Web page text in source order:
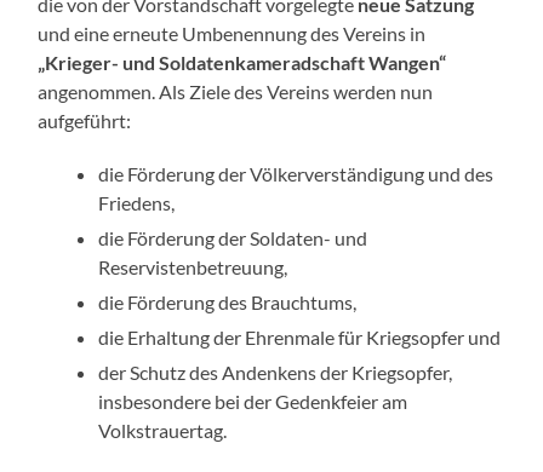
und eine erneute Umbenennung des Vereins in
„Krieger- und Soldatenkameradschaft Wangen“
angenommen. Als Ziele des Vereins werden nun
aufgeführt:
die Förderung der Völkerverständigung und des
Friedens,
die Förderung der Soldaten- und
Reservistenbetreuung,
die Förderung des Brauchtums,
die Erhaltung der Ehrenmale für Kriegsopfer und
der Schutz des Andenkens der Kriegsopfer,
insbesondere bei der Gedenkfeier am
Volkstrauertag.